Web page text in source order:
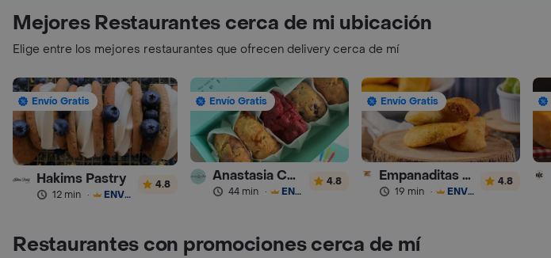
Mejores Restaurantes cerca de mi ubicación
Elige entre los mejores restaurantes que ofrecen delivery cerca de mí
Envío Gratis
Hakims Pastry
12 min · ENVÍO GRATIS
4.8
Envío Gratis
Anastasia Cookies
44 min · ENVÍO GRATIS
4.8
Envío Gratis
Empanaditas de Pipian - Empanadas
19 min · ENVÍO GRATIS
4.8
Restaurantes con promociones cerca de mí